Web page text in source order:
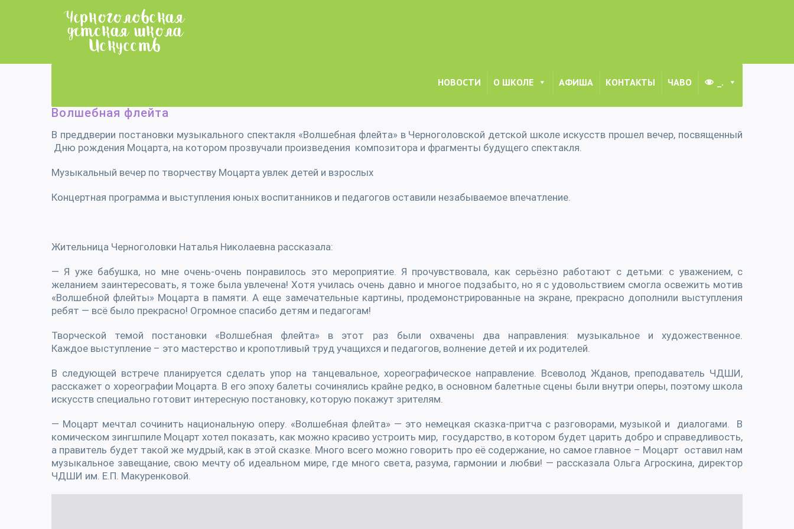
НОВОСТИ О ШКОЛЕ АФИША КОНТАКТЫ ЧАВО _.
Главная / НОВОСТИ / Волшебная флейта
Волшебная флейта
В преддверии постановки музыкального спектакля «Волшебная флейта» в Черноголовской детской школе искусств прошел вечер, посвященный
Дню рождения Моцарта, на котором прозвучали произведения композитора и фрагменты будущего спектакля.
Музыкальный вечер по творчеству Моцарта увлек детей и взрослых
Концертная программа и выступления юных воспитанников и педагогов оставили незабываемое впечатление.
Жительница Черноголовки Наталья Николаевна рассказала:
— Я уже бабушка, но мне очень-очень понравилось это мероприятие. Я прочувствовала, как серьёзно работают с детьми: с уважением, с
желанием заинтересовать, я тоже была увлечена! Хотя училась очень давно и многое подзабыто, но я с удовольствием смогла освежить мотив
«Волшебной флейты» Моцарта в памяти. А еще замечательные картины, продемонстрированные на экране, прекрасно дополнили выступления
ребят — всё было прекрасно! Огромное спасибо детям и педагогам!
Творческой темой постановки «Волшебная флейта» в этот раз были охвачены два направления: музыкальное и художественное.
Каждое выступление – это мастерство и кропотливый труд учащихся и педагогов, волнение детей и их родителей.
В следующей встрече планируется сделать упор на танцевальное, хореографическое направление. Всеволод Жданов, преподаватель ЧДШИ,
расскажет о хореографии Моцарта. В его эпоху балеты сочинялись крайне редко, в основном балетные сцены были внутри оперы, поэтому школа
искусств специально готовит интересную постановку, которую покажут зрителям.
— Моцарт мечтал сочинить национальную оперу. «Волшебная флейта» — это немецкая сказка-притча с разговорами, музыкой и диалогами. В
комическом зингшпиле Моцарт хотел показать, как можно красиво устроить мир, государство, в котором будет царить добро и справедливость,
а правитель будет такой же мудрый, как в этой сказке. Много всего можно говорить про её содержание, но самое главное – Моцарт оставил нам
музыкальное завещание, свою мечту об идеальном мире, где много света, разума, гармонии и любви! — рассказала Ольга Агроскина, директор
ЧДШИ им. Е.П. Макуренковой.